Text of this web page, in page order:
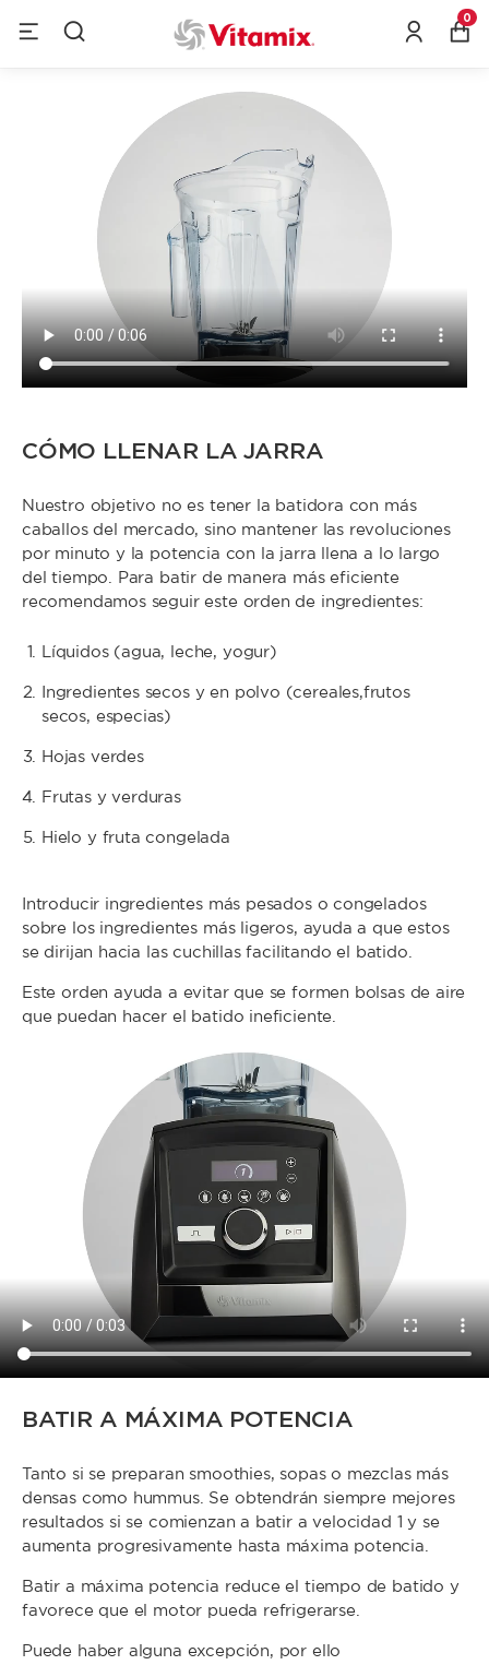
0
CÓMO LLENAR LA JARRA
Nuestro objetivo no es tener la batidora con más
caballos del mercado, sino mantener las revoluciones
por minuto y la potencia con la jarra llena a lo largo
del tiempo. Para batir de manera más eficiente
recomendamos seguir este orden de ingredientes:
Líquidos (agua, leche, yogur)
Ingredientes secos y en polvo (cereales,frutos
secos, especias)
Hojas verdes
Frutas y verduras
Hielo y fruta congelada
Introducir ingredientes más pesados o congelados
sobre los ingredientes más ligeros, ayuda a que estos
se dirijan hacia las cuchillas facilitando el batido.
Este orden ayuda a evitar que se formen bolsas de aire
que puedan hacer el batido ineficiente.
BATIR A MÁXIMA POTENCIA
Tanto si se preparan smoothies, sopas o mezclas más
densas como hummus. Se obtendrán siempre mejores
resultados si se comienzan a batir a velocidad 1 y se
aumenta progresivamente hasta máxima potencia.
Batir a máxima potencia reduce el tiempo de batido y
favorece que el motor pueda refrigerarse.
Puede haber alguna excepción, por ello